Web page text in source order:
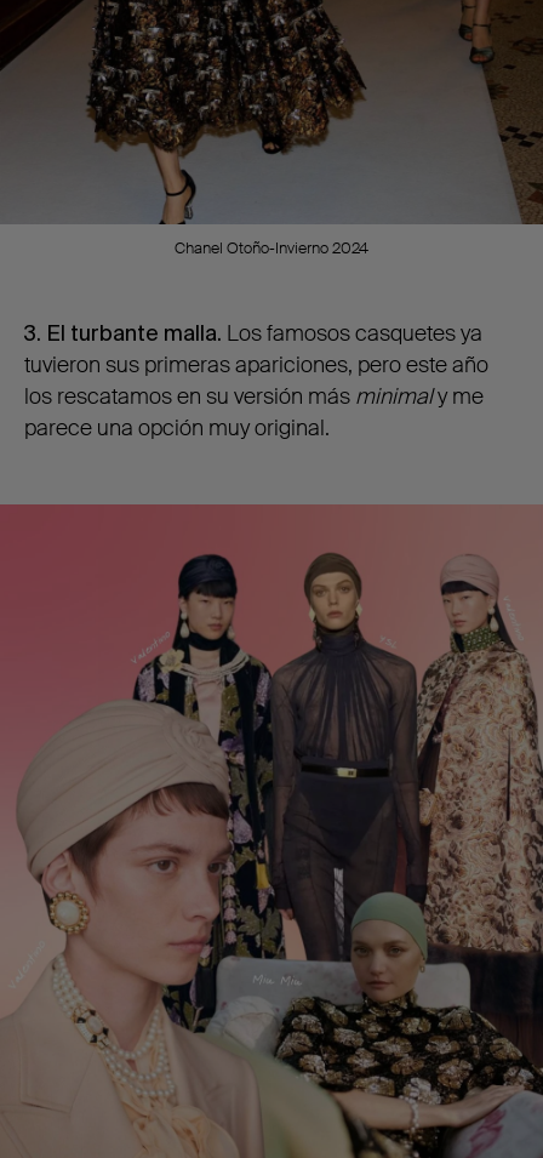
Chanel Otoño-Invierno 2024
3. El turbante malla. Los famosos casquetes ya
tuvieron sus primeras apariciones, pero este año
los rescatamos en su versión más minimaly me
parece una opción muy original.